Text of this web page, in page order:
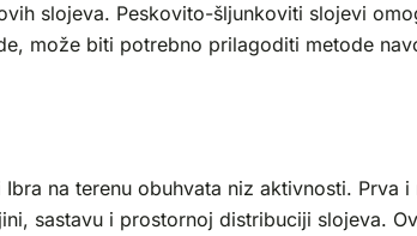
slojeva. Peskovito-šljunkoviti slojevi
može biti potrebno prilagoditi metode
na terenu obuhvata niz aktivnosti. Prva
sastavu i prostornoj distribuciji slojeva.